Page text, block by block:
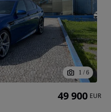
1 / 6
49 900 EUR